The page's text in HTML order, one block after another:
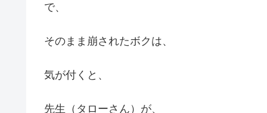
で、
そのまま崩されたボクは、
気が付くと、
先生（タローさん）が、